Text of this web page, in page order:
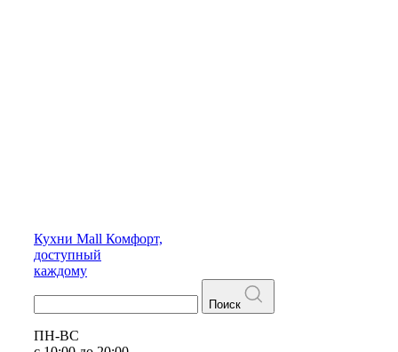
Кухни Mall Комфорт,
доступный
каждому
Поиск
ПН-ВС